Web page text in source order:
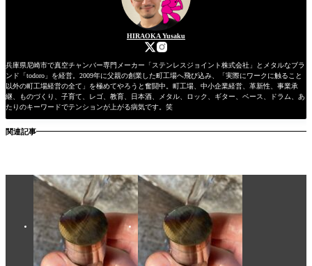
HIRAOKA Yusaku
兵庫県尼崎市で真空チャンバー専門メーカー「ステンレスジョイント株式会社」とメタルなブラ
ンド「todoro」を経営。2009年に父親の創業した町工場へ飛び込み、「実際にワークに触ること
以外の町工場経営の全て」を極めてやろうと奮闘中。町工場、中小企業経営、革新性、事業承
継、ものづくり、子育て、レゴ、教育、日本酒、メタル、ロック、ギター、ベース、ドラム、あ
たりのキーワードでテンションが上がる病気です。笑
関連記事